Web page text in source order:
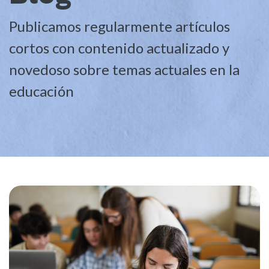
Publicamos regularmente artículos
cortos con contenido actualizado y
novedoso sobre temas actuales en la
educación